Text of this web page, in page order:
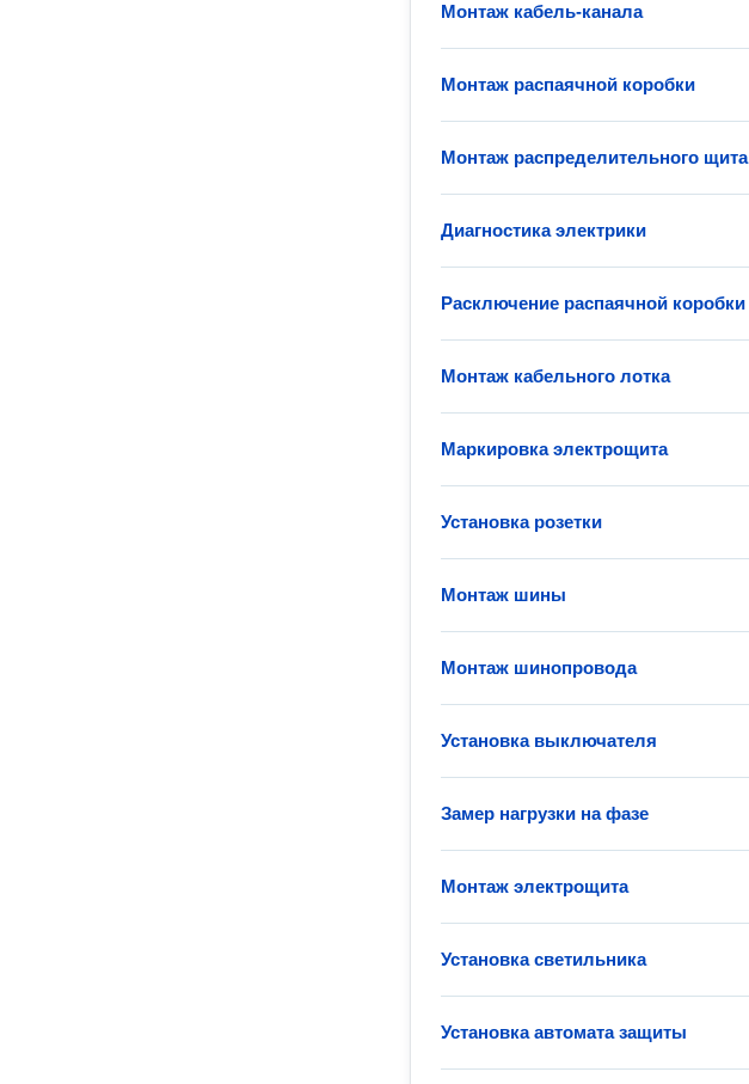
Монтаж кабель-канала
Монтаж распаячной коробки
Монтаж распределительного щита
Диагностика электрики
Расключение распаячной коробки
Монтаж кабельного лотка
Маркировка электрощита
Установка розетки
Монтаж шины
Монтаж шинопровода
Установка выключателя
Замер нагрузки на фазе
Монтаж электрощита
Установка светильника
Установка автомата защиты